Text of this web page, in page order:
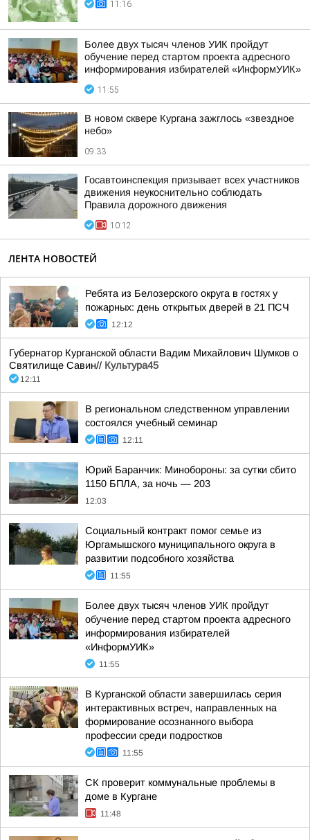
11:16
Более двух тысяч членов УИК пройдут
обучение перед стартом проекта адресного
информирования избирателей «ИнформУИК»
11:55
В новом сквере Кургана зажглось «звездное
небо»
09:33
Госавтоинспекция призывает всех участников
движения неукоснительно соблюдать
Правила дорожного движения
10:12
ЛЕНТА НОВОСТЕЙ
Ребята из Белозерского округа в гостях у
пожарных: день открытых дверей в 21 ПСЧ
12:12
Губернатор Курганской области Вадим Михайлович Шумков о
Святилище Савин// Культура45
12:11
В региональном следственном управлении
состоялся учебный семинар
12:11
Юрий Баранчик: Минобороны: за сутки сбито
1150 БПЛА, за ночь — 203
12:03
Социальный контракт помог семье из
Юргамышского муниципального округа в
развитии подсобного хозяйства
11:55
Более двух тысяч членов УИК пройдут
обучение перед стартом проекта адресного
информирования избирателей
«ИнформУИК»
11:55
В Курганской области завершилась серия
интерактивных встреч, направленных на
формирование осознанного выбора
профессии среди подростков
11:55
CК проверит коммунальные проблемы в
доме в Кургане
11:48